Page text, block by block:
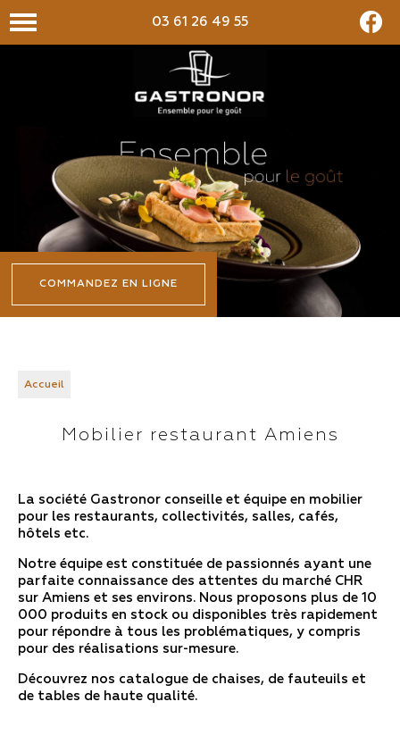
03 61 26 49 55
COMMANDEZ EN LIGNE
Accueil
Mobilier restaurant Amiens
La société Gastronor conseille et équipe en mobilier
pour les restaurants, collectivités, salles, cafés,
hôtels etc.
Notre équipe est constituée de passionnés ayant une
parfaite connaissance des attentes du marché CHR
sur Amiens et ses environs. Nous proposons plus de 10
000 produits en stock ou disponibles très rapidement
pour répondre à tous les problématiques, y compris
pour des réalisations sur-mesure.
Découvrez nos catalogue de chaises, de fauteuils et
de tables de haute qualité.